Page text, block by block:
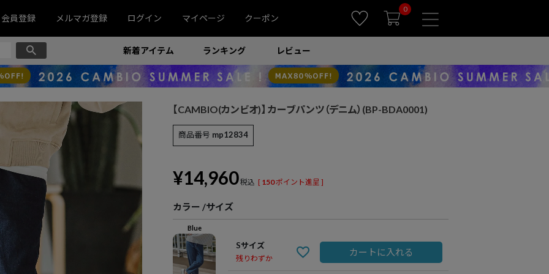
会員登録 メルマガ登録 ログイン マイページ クーポン
0
新着アイテム ランキング レビュー
【CAMBIO(カンビオ)】 カーブパンツ（デニム）(BP-BDA0001)
商品番号 mp12834
¥14,960税込 [ 150ポイント進呈 ]
カラー サイズ
Blue
Sサイズ
残りわずか
カートに入れる